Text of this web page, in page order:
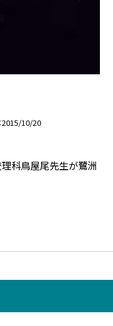
2015/10/20
理科鳥屋尾先生が鷺洲